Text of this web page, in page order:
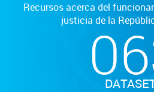
Recursos acerca del
justicia de la